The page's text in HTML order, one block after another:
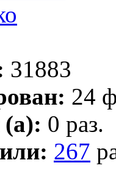
31883
24
0 раз.
267